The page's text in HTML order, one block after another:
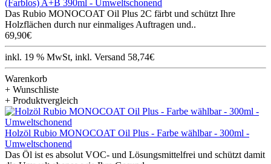
(Farblos) A+B 390ml - Umweltschonend
Das Rubio MONOCOAT Oil Plus 2C färbt und schützt Ihre
Holzflächen durch nur einmaliges Auftragen und..
69,90€
inkl. 19 % MwSt, inkl. Versand 58,74€
Warenkorb
+ Wunschliste
+ Produktvergleich
Holzöl Rubio MONOCOAT Oil Plus - Farbe wählbar - 300ml -
Umweltschonend
Das Öl ist es absolut VOC- und Lösungsmittelfrei und schützt damit